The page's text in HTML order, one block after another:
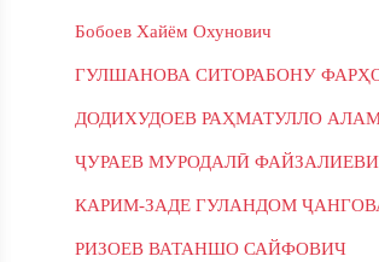
Бобоев Хайём Охунович
ГУЛШАНОВА СИТОРАБОНУ
ДОДИХУДОЕВ РАҲМАТУЛЛО
ҶУРАЕВ МУРОДАЛӢ
КАРИМ-ЗАДЕ ГУЛАНДОМ
РИЗОЕВ ВАТАНШО САЙФОВИЧ